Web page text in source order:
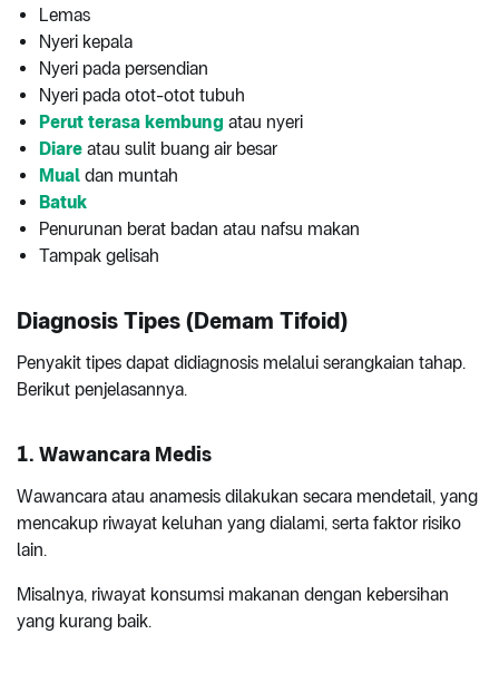
Lemas
Nyeri kepala
Nyeri pada persendian
Nyeri pada otot-otot tubuh
Perut terasa kembung atau nyeri
Diare atau sulit buang air besar
Mual dan muntah
Batuk
Penurunan berat badan atau nafsu makan
Tampak gelisah
Diagnosis Tipes (Demam Tifoid)
Penyakit tipes dapat didiagnosis melalui serangkaian tahap.
Berikut penjelasannya.
1. Wawancara Medis
Wawancara atau anamesis dilakukan secara mendetail, yang
mencakup riwayat keluhan yang dialami, serta faktor risiko
lain.
Misalnya, riwayat konsumsi makanan dengan kebersihan
yang kurang baik.